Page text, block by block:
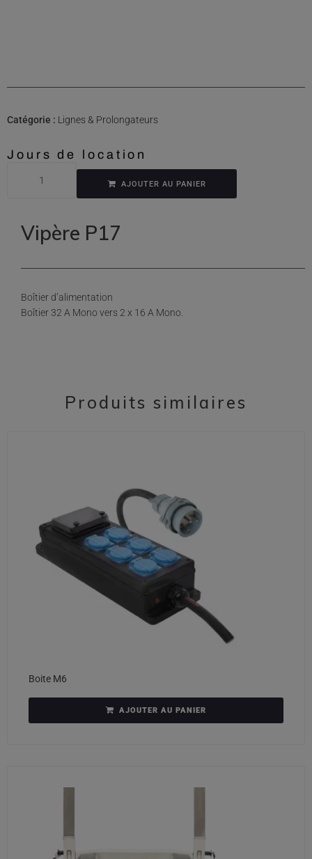
Catégorie : Lignes & Prolongateurs
Jours de location
AJOUTER AU PANIER
Vipère P17
Boîtier d’alimentation
Boîtier 32 A Mono vers 2 x 16 A Mono.
Produits similaires
Boite M6
AJOUTER AU PANIER